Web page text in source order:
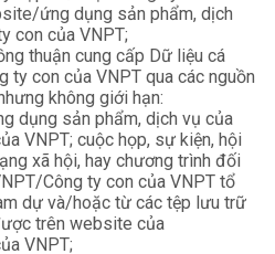
ứng dụng sản phẩm, dịch
con của VNPT;
thuận cung cấp Dữ liệu cá
ty con của VNPT qua các nguồn
không giới hạn:
dụng sản phẩm, dịch vụ của
VNPT; cuộc họp, sự kiện, hội
xã hội, hay chương trình đối
Công ty con của VNPT tổ
dự và/hoặc từ các tệp lưu trữ
trên website của
VNPT;